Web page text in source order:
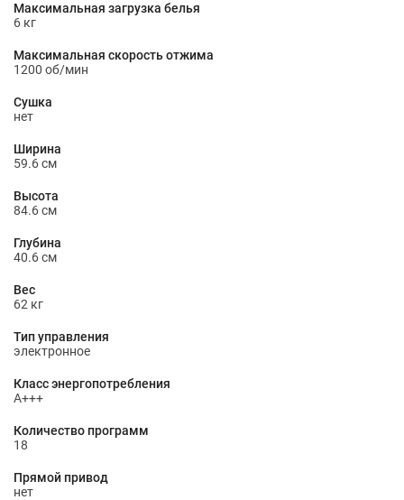
Максимальная загрузка белья
6 кг
Максимальная скорость отжима
1200 об/мин
Сушка
нет
Ширина
59.6 см
Высота
84.6 см
Глубина
40.6 см
Вес
62 кг
Тип управления
электронное
Класс энергопотребления
A+++
Количество программ
18
Прямой привод
нет